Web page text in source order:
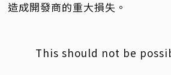
造成開發商的重大損失。
This should not be